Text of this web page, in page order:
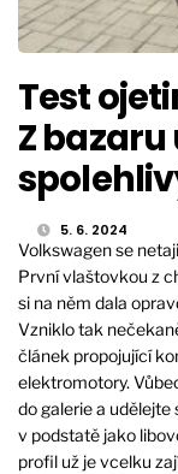
Test
Z
5. 6. 2024
Volkswagen se
První vlaštovkou z
si na něm dala
Vzniklo tak
článek propojující
elektromotory.
do galerie a
v podstatě jako
profil už je vcelku